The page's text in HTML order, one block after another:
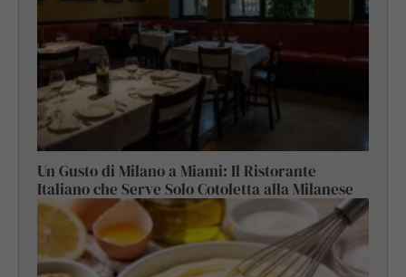
Un Gusto di Milano a Miami: Il Ristorante
Italiano che Serve Solo Cotoletta alla Milanese